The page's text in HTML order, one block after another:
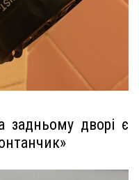
задньому дворі є